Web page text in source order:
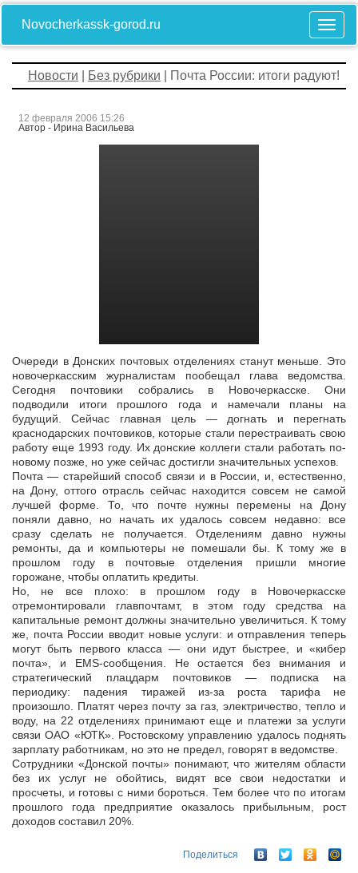
Novocherkassk-gorod.ru
Новости Без рубрики | Почта России: итоги радуют!
12 февраля 2006 15:26
Автор - Ирина Васильева
Очереди в Донских почтовых отделениях станут меньше. Это
новочеркасским журналистам пообещал глава ведомства.
Сегодня почтовики собрались в Новочеркасске. Они
подводили итоги прошлого года и намечали планы на
будущий. Сейчас главная цель — догнать и перегнать
краснодарских почтовиков, которые стали перестраивать свою
работу еще 1993 году. Их донские коллеги стали работать по-
новому позже, но уже сейчас достигли значительных успехов.
Почта — старейший способ связи и в России, и, естественно,
на Дону, оттого отрасль сейчас находится совсем не самой
лучшей форме. То, что почте нужны перемены на Дону
поняли давно, но начать их удалось совсем недавно: все
сразу сделать не получается. Отделениям давно нужны
ремонты, да и компьютеры не помешали бы. К тому же в
прошлом году в почтовые отделения пришли многие
горожане, чтобы оплатить кредиты.
Но, не все плохо: в прошлом году в Новочеркасске
отремонтировали главпочтамт, в этом году средства на
капитальные ремонт должны значительно увеличиться. К тому
же, почта России вводит новые услуги: и отправления теперь
могут быть первого класса — они идут быстрее, и «кибер
почта», и EMS-сообщения. Не остается без внимания и
стратегический плацдарм почтовиков — подписка на
периодику: падения тиражей из-за роста тарифа не
произошло. Платят через почту за газ, электричество, тепло и
воду, на 22 отделениях принимают еще и платежи за услуги
связи ОАО «ЮТК». Ростовскому управлению удалось поднять
зарплату работникам, но это не предел, говорят в ведомстве.
Сотрудники «Донской почты» понимают, что жителям области
без их услуг не обойтись, видят все свои недостатки и
просчеты, и готовы с ними бороться. Тем более что по итогам
прошлого года предприятие оказалось прибыльным, рост
доходов составил 20%.
Поделиться